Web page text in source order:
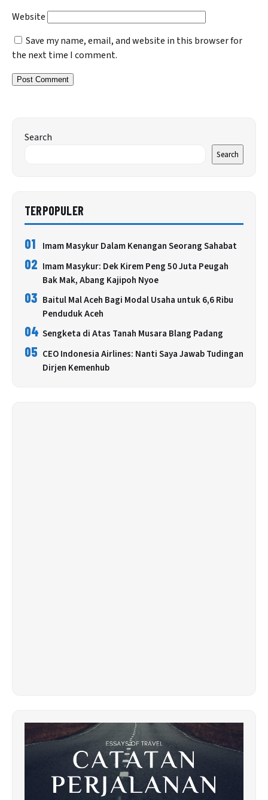
Website
Save my name, email, and website in this browser for
the next time I comment.
Search
Search
TERPOPULER
01 Imam Masykur Dalam Kenangan Seorang Sahabat
02 Imam Masykur: Dek Kirem Peng 50 Juta Peugah
Bak Mak, Abang Kajipoh Nyoe
03 Baitul Mal Aceh Bagi Modal Usaha untuk 6,6 Ribu
Penduduk Aceh
04 Sengketa di Atas Tanah Musara Blang Padang
05 CEO Indonesia Airlines: Nanti Saya Jawab Tudingan
Dirjen Kemenhub